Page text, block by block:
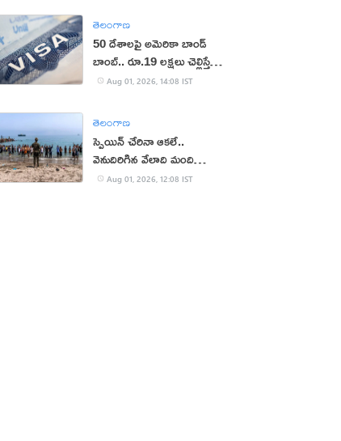
తెలంగాణ
50 దేశాలపై అమెరికా బాండ్
బాంబ్.. రూ.19 లక్షలు చెల్లిస్తేనే
వీసా!Aug 01, 2026, 14:08 IST
తెలంగాణ
స్పెయిన్ చేరినా ఆకలే..
వెనుదిరిగిన వేలాది మంది
వలసదారులు
Aug 01, 2026, 12:08 IST